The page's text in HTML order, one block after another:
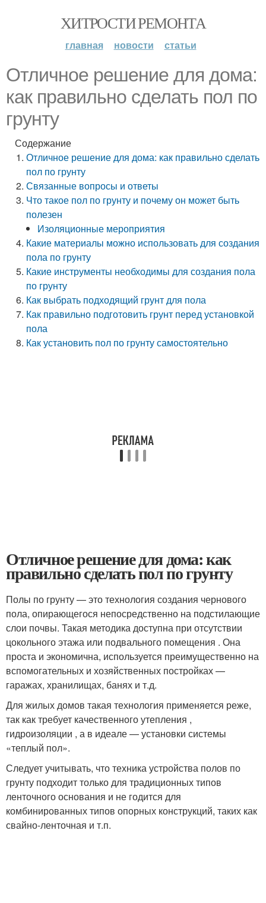
ХИТРОСТИ РЕМОНТА
главная новости статьи
Отличное решение для дома:
как правильно сделать пол по
грунту
Содержание
Отличное решение для дома: как правильно сделать
пол по грунту
Связанные вопросы и ответы
Что такое пол по грунту и почему он может быть
полезен
Изоляционные мероприятия
Какие материалы можно использовать для создания
пола по грунту
Какие инструменты необходимы для создания пола
по грунту
Как выбрать подходящий грунт для пола
Как правильно подготовить грунт перед установкой
пола
Как установить пол по грунту самостоятельно
Отличное решение для дома: как
правильно сделать пол по грунту
Полы по грунту — это технология создания чернового
пола, опирающегося непосредственно на подстилающие
слои почвы. Такая методика доступна при отсутствии
цокольного этажа или подвального помещения . Она
проста и экономична, используется преимущественно на
вспомогательных и хозяйственных постройках —
гаражах, хранилищах, банях и т.д.
Для жилых домов такая технология применяется реже,
так как требует качественного утепления ,
гидроизоляции , а в идеале — установки системы
«теплый пол».
Следует учитывать, что техника устройства полов по
грунту подходит только для традиционных типов
ленточного основания и не годится для
комбинированных типов опорных конструкций, таких как
свайно-ленточная и т.п.